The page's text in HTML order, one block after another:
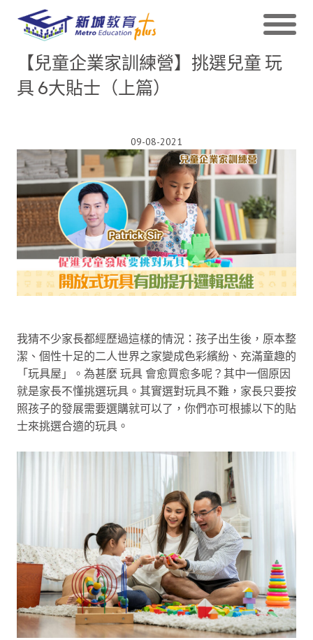
【兒童企業家訓練營】挑選兒童 玩
具 6大貼士（上篇）
09-08-2021
我猜不少家長都經歷過這樣的情況：孩子出生後，原本整
潔、個性十足的二人世界之家變成色彩繽紛、充滿童趣的
「玩具屋」。為甚麼 玩具 會愈買愈多呢？其中一個原因
就是家長不懂挑選玩具。其實選對玩具不難，家長只要按
照孩子的發展需要選購就可以了，你們亦可根據以下的貼
士來挑選合適的玩具。